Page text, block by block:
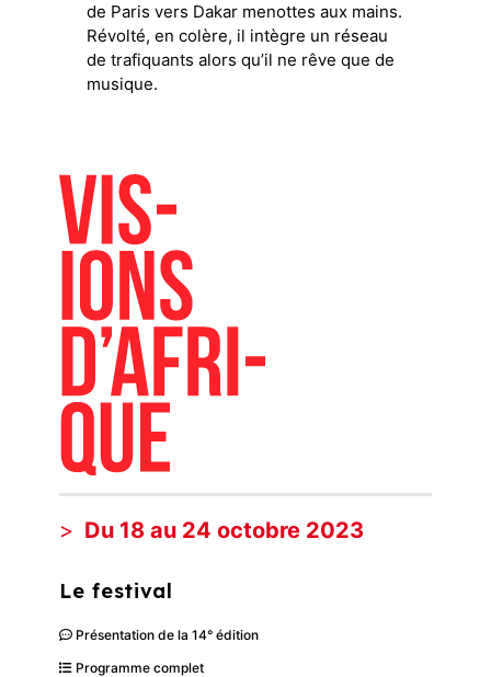
de Paris vers Dakar menottes aux mains.
Révolté, en colère, il intègre un réseau
de trafiquants alors qu’il ne rêve que de
musique.
Du 18 au 24 octobre 2023
Le festival
Présentation de la 14° édition
Programme complet